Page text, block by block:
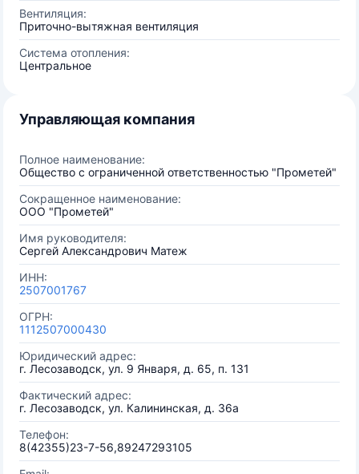
Вентиляция:
Приточно-вытяжная вентиляция
Система отопления:
Центральное
Управляющая компания
Полное наименование:
Общество с ограниченной ответственностью "Прометей"
Сокращенное наименование:
ООО "Прометей"
Имя руководителя:
Сергей Александрович Матеж
ИНН:
2507001767
ОГРН:
1112507000430
Юридический адрес:
г. Лесозаводск, ул. 9 Января, д. 65, п. 131
Фактический адрес:
г. Лесозаводск, ул. Калининская, д. 36а
Телефон:
8(42355)23-7-56,89247293105